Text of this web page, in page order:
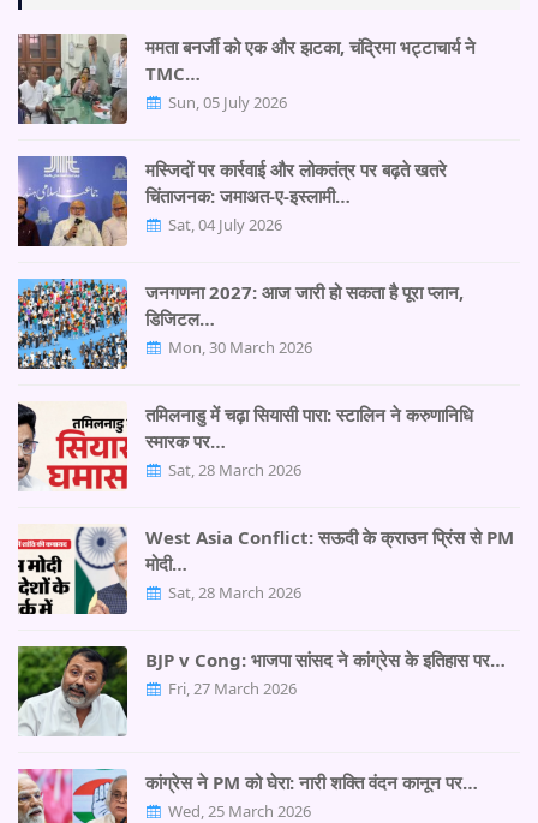
ममता बनर्जी को एक और झटका, चंद्रिमा भट्टाचार्य ने
TMC…
Sun, 05 July 2026
मस्जिदों पर कार्रवाई और लोकतंत्र पर बढ़ते खतरे
चिंताजनक: जमाअत-ए-इस्लामी…
Sat, 04 July 2026
जनगणना 2027: आज जारी हो सकता है पूरा प्लान,
डिजिटल…
Mon, 30 March 2026
तमिलनाडु में चढ़ा सियासी पारा: स्टालिन ने करुणानिधि
स्मारक पर…
Sat, 28 March 2026
West Asia Conflict: सऊदी के क्राउन प्रिंस से PM
मोदी…
Sat, 28 March 2026
BJP v Cong: भाजपा सांसद ने कांग्रेस के इतिहास पर…
Fri, 27 March 2026
कांग्रेस ने PM को घेरा: नारी शक्ति वंदन कानून पर…
Wed, 25 March 2026